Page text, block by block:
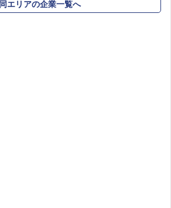
同エリアの企業一覧へ